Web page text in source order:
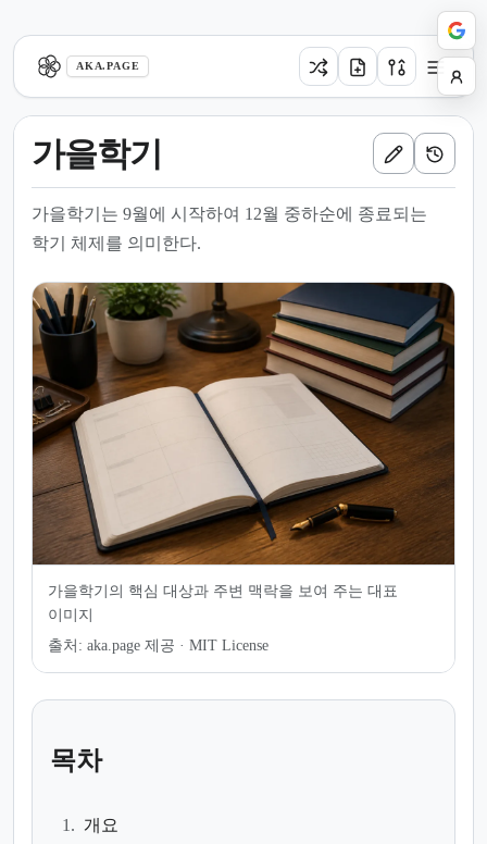
AKA.PAGE
가을학기
가을학기는 9월에 시작하여 12월 중하순에 종료되는
학기 체제를 의미한다.
가을학기의 핵심 대상과 주변 맥락을 보여 주는 대표
이미지
출처: aka.page 제공 · MIT License
목차
1. 개요